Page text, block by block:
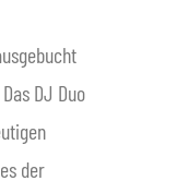
DJ Duo
der